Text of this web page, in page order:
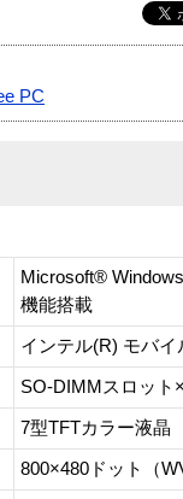
PC
Microsoft®
機能搭載
インテル(R) モバイ
SO-DIMMスロット
7型TFTカラー液晶
800×480ドット（